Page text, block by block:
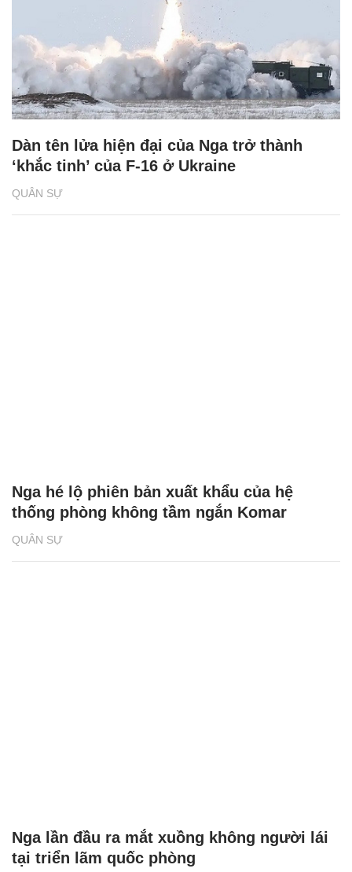
QUÂN SỰ
Dàn tên lửa hiện đại của Nga trở thành
‘khắc tinh’ của F-16 ở Ukraine
QUÂN SỰ
Nga hé lộ phiên bản xuất khẩu của hệ
thống phòng không tầm ngắn Komar
Nga lần đầu ra mắt xuồng không người lái
tại triển lãm quốc phòng